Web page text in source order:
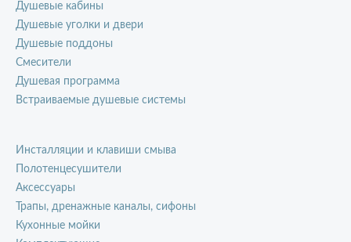
Душевые кабины
Душевые уголки и двери
Душевые поддоны
Смесители
Душевая программа
Встраиваемые душевые системы
Инсталляции и клавиши смыва
Полотенцесушители
Аксессуары
Трапы, дренажные каналы, сифоны
Кухонные мойки